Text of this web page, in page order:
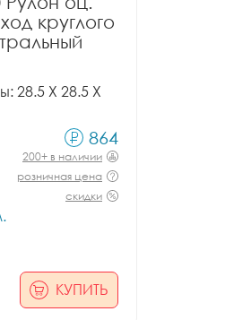
круглого
28.5 X 28.5 X
864
200+ в наличии
розничная цена
скидки
КУПИТЬ